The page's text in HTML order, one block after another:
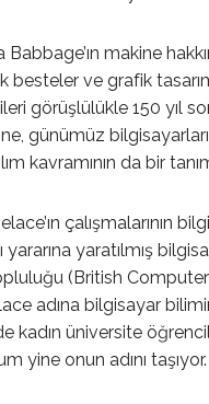
Babbage’ın makine
besteler ve grafik
görüşlülükle 150 yıl
günümüz
kavramının da bir
çalışmalarının
yararına yaratılmış
(British
adına bilgisayar
kadın üniversite
yine onun adını taşıyor.